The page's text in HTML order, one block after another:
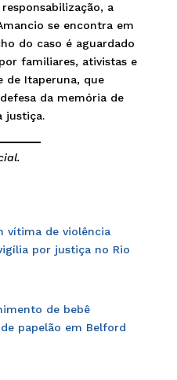
a
se encontra em
do caso é aguardado
familiares, ativistas e
de Itaperuna, que
da memória de
justiça.
vítima de violência
por justiça no Rio
de bebê
papelão em Belford